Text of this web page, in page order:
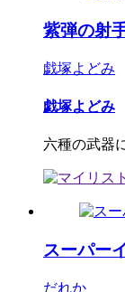
紫弾の射
戯塚よどみ
戯塚よどみ
六種の武器
スーパー
だれか